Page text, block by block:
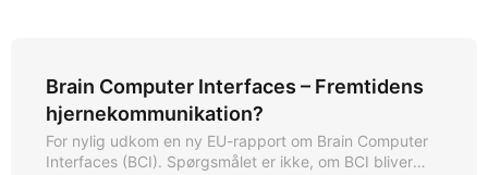
Brain Computer Interfaces – Fremtidens
hjernekommunikation?
For nylig udkom en ny EU-rapport om Brain Computer
Interfaces (BCI). Spørgsmålet er ikke, om BCI bliver